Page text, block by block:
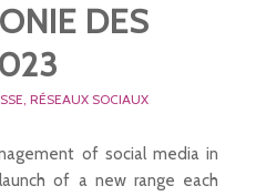
DES
, RÉSEAUX SOCIAUX
of social media in
of a new range each